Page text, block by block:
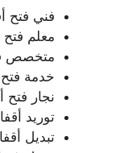
فني فتح
معلم
متخصص
خدمة
نجار فتح
توريد
تبديل